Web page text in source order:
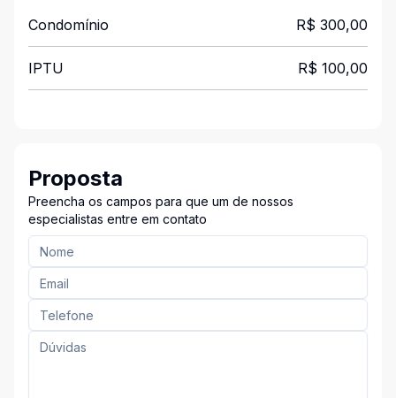
Condomínio R$ 300,00
IPTU R$ 100,00
Proposta
Preencha os campos para que um de nossos
especialistas entre em contato